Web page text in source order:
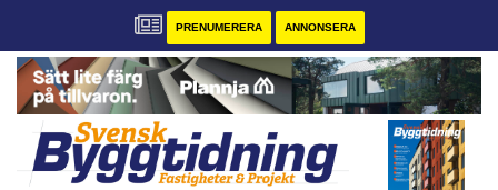
PRENUMERERA ANNONSERA